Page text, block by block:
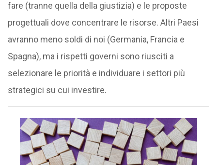
fare (tranne quella della giustizia) e le proposte
progettuali dove concentrare le risorse. Altri Paesi
avranno meno soldi di noi (Germania, Francia e
Spagna), ma i rispetti governi sono riusciti a
selezionare le priorità e individuare i settori più
strategici su cui investire.